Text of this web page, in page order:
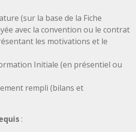
(sur la base de la Fiche
avec la convention ou le contrat
les motivations et le
Initiale (en présentiel ou
rempli (bilans et
: